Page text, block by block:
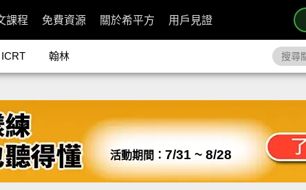
課程 免費資源 關於希平方 用戶見證
ICRT 翰林
活動期間： 7/31 ~ 8/28